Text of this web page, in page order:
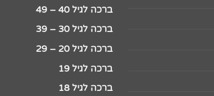
ברכה לגיל 40 – 49
ברכה לגיל 30 – 39
ברכה לגיל 20 – 29
ברכה לגיל 19
ברכה לגיל 18